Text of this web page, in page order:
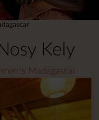
Kely
Madagascar